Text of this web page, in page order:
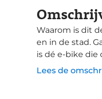
Waarom is dit de e-bike voor jou? Met de
en in de stad.
is dé e-bike
en aantrekkelijke prijs-kwaliteit. De
Lees de